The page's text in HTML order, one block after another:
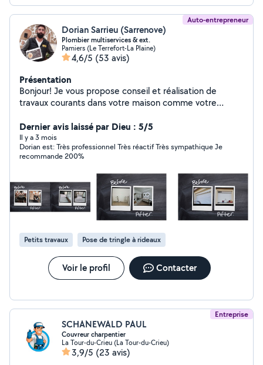
Auto-entrepreneur
Dorian Sarrieu (Sarrenove)
Plombier multiservices & ext.
Pamiers (Le Terrefort-La Plaine)
4,6/5 (53 avis)
Présentation
Bonjour! Je vous propose conseil et réalisation de
travaux courants dans votre maison comme votre
peut aussi voir le jour selon vos envies. Plutôt réactif et
soucieux des urgences, n'hésitez pas à me contacter
pour étudier votre demande. Avec motivation. Pour
toute demande en dehors dehors de mon périmètre
d'intervention, veuillez vous rapprocher de la page
facebook SARRENOVE EI SARRENOVE
Dernier avis laissé par Dieu : 5/5
Il y a 3 mois
Dorian est: Très professionnel Très réactif Très sympathique Je
recommande 200%
Petits travaux Pose de tringle à rideaux
Voir le profil Contacter
Entreprise
SCHANEWALD PAUL
Couvreur charpentier
La Tour-du-Crieu (La Tour-du-Crieu)
3,9/5 (23 avis)